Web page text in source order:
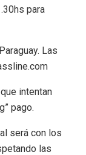
para
Las
intentan
pago.
será con los
las